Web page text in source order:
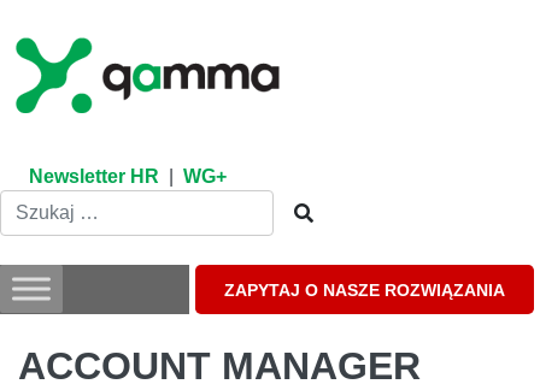
content
Newsletter HR WG+
ZAPYTAJ O NASZE ROZWIĄZANIA
ACCOUNT MANAGER